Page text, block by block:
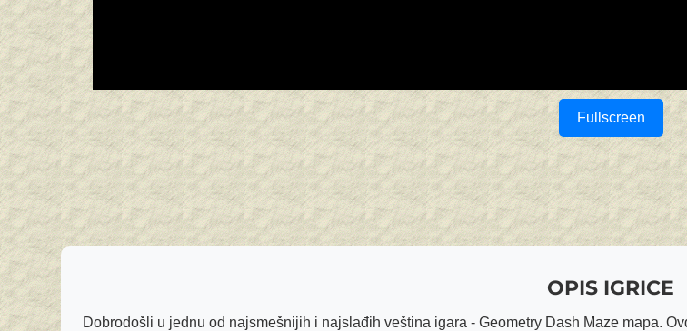
Fullscreen
OPIS IGRICE
Dobrodošli u jednu od najsmešnijih i najslađih veština igara - Geometry Dash Maze mapa.